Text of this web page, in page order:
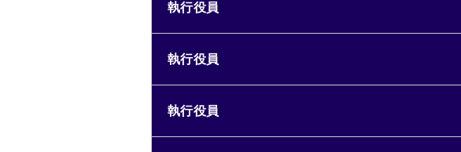
執行役員
執行役員
執行役員